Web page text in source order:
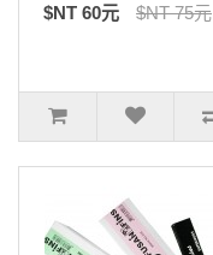
$NT 60元 $NT 75元